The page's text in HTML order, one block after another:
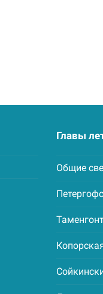
Главы
Общие